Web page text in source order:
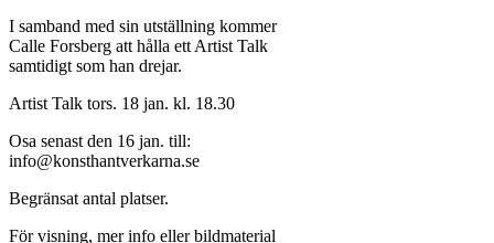
I samband med sin utställning kommer
Calle Forsberg att hålla ett Artist Talk
samtidigt som han drejar.
Artist Talk tors. 18 jan. kl. 18.30
Osa senast den 16 jan. till:
info@konsthantverkarna.se
Begränsat antal platser.
För visning, mer info eller bildmaterial